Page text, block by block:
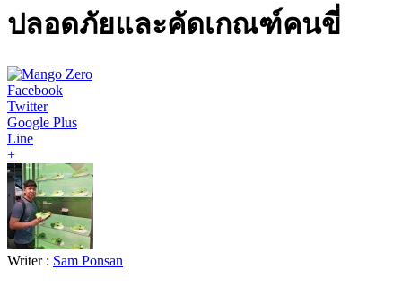
ปลอดภัยและคัดเกณฑ์คนขี่
Facebook
Twitter
Google Plus
Line
+
Writer : Sam Ponsan